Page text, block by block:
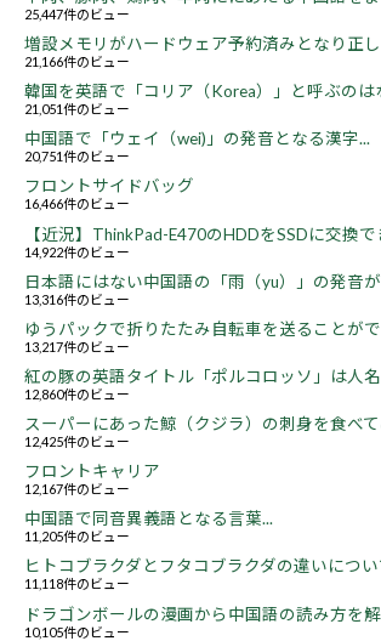
25,447件のビュー
増設メモリがハードウェア予約済みとなり正
21,166件のビュー
韓国を英語で「コリア（Korea）」と呼ぶのは
21,051件のビュー
中国語で「ウェイ（wei)」の発音となる漢字...
20,751件のビュー
フロントサイドバッグ
16,466件のビュー
【近況】ThinkPad-E470のHDDをSSDに交換で
14,922件のビュー
日本語にはない中国語の「雨（yu）」の発音
13,316件のビュー
ゆうパックで折りたたみ自転車を送ることが
13,217件のビュー
紅の豚の英語タイトル「ポルコロッソ」は人
12,860件のビュー
スーパーにあった鯨（クジラ）の刺身を食べ
12,425件のビュー
フロントキャリア
12,167件のビュー
中国語で同音異義語となる言葉...
11,205件のビュー
ヒトコブラクダとフタコブラクダの違いについ
11,118件のビュー
ドラゴンボールの漫画から中国語の読み方を解
10,105件のビュー